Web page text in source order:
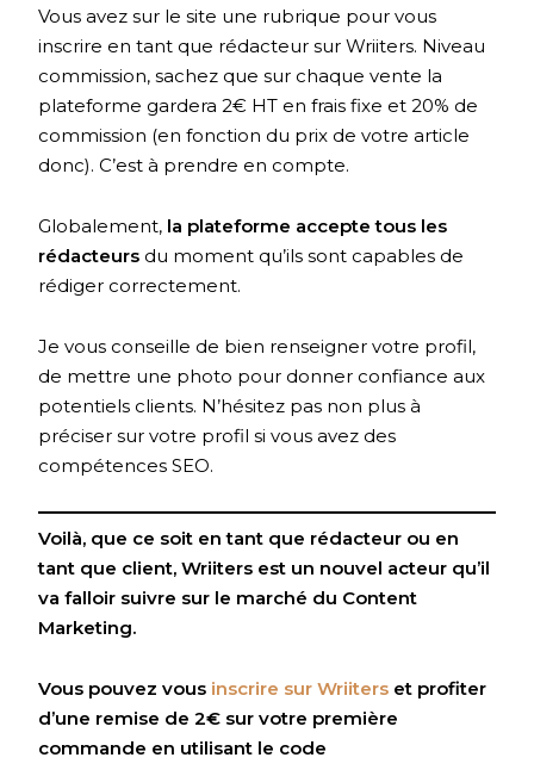
Vous avez sur le site une rubrique pour vous
inscrire en tant que rédacteur sur Wriiters. Niveau
commission, sachez que sur chaque vente la
plateforme gardera 2€ HT en frais fixe et 20% de
commission (en fonction du prix de votre article
donc). C’est à prendre en compte.
Globalement, la plateforme accepte tous les
rédacteurs du moment qu’ils sont capables de
rédiger correctement.
Je vous conseille de bien renseigner votre profil,
de mettre une photo pour donner confiance aux
potentiels clients. N’hésitez pas non plus à
préciser sur votre profil si vous avez des
compétences SEO.
Voilà, que ce soit en tant que rédacteur ou en
tant que client, Wriiters est un nouvel acteur qu’il
va falloir suivre sur le marché du Content
Marketing.
Vous pouvez vous inscrire sur Wriiters et profiter
d’une remise de 2€ sur votre première
commande en utilisant le code